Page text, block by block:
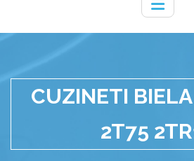
CUZINETI
2T75